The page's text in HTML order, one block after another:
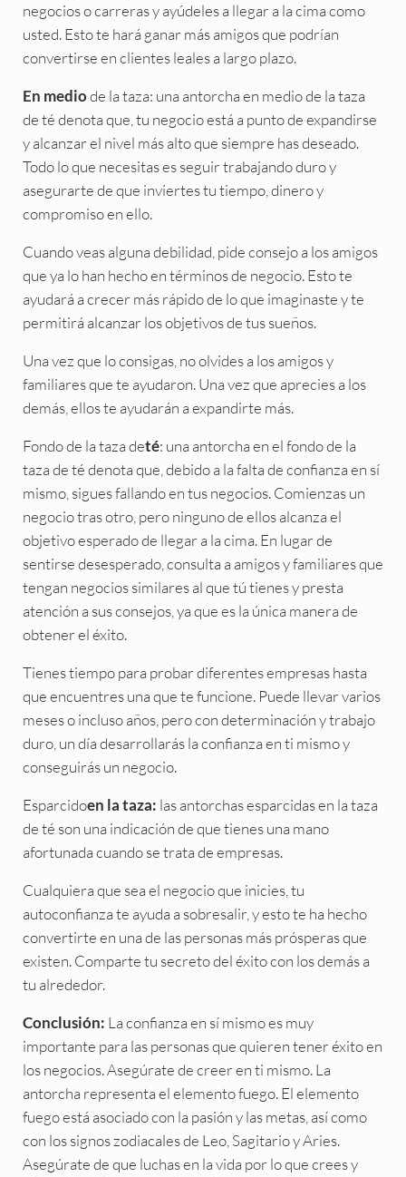
negocios o carreras y ayúdeles a llegar a la cima como
usted. Esto te hará ganar más amigos que podrían
convertirse en clientes leales a largo plazo.
En mediode la taza: una antorcha en medio de la taza
de té denota que, tu negocio está a punto de expandirse
y alcanzar el nivel más alto que siempre has deseado.
Todo lo que necesitas es seguir trabajando duro y
asegurarte de que inviertes tu tiempo, dinero y
compromiso en ello.
Cuando veas alguna debilidad, pide consejo a los amigos
que ya lo han hecho en términos de negocio. Esto te
ayudará a crecer más rápido de lo que imaginaste y te
permitirá alcanzar los objetivos de tus sueños.
Una vez que lo consigas, no olvides a los amigos y
familiares que te ayudaron. Una vez que aprecies a los
demás, ellos te ayudarán a expandirte más.
Fondo de la taza deté: una antorcha en el fondo de la
taza de té denota que, debido a la falta de confianza en sí
mismo, sigues fallando en tus negocios. Comienzas un
negocio tras otro, pero ninguno de ellos alcanza el
objetivo esperado de llegar a la cima. En lugar de
sentirse desesperado, consulta a amigos y familiares que
tengan negocios similares al que tú tienes y presta
atención a sus consejos, ya que es la única manera de
obtener el éxito.
Tienes tiempo para probar diferentes empresas hasta
que encuentres una que te funcione. Puede llevar varios
meses o incluso años, pero con determinación y trabajo
duro, un día desarrollarás la confianza en ti mismo y
conseguirás un negocio.
Esparcidoen la taza: las antorchas esparcidas en la taza
de té son una indicación de que tienes una mano
afortunada cuando se trata de empresas.
Cualquiera que sea el negocio que inicies, tu
autoconfianza te ayuda a sobresalir, y esto te ha hecho
convertirte en una de las personas más prósperas que
existen. Comparte tu secreto del éxito con los demás a
tu alrededor.
Conclusión: La confianza en sí mismo es muy
importante para las personas que quieren tener éxito en
los negocios. Asegúrate de creer en ti mismo. La
antorcha representa el elemento fuego. El elemento
fuego está asociado con la pasión y las metas, así como
con los signos zodiacales de Leo, Sagitario y Aries.
Asegúrate de que luchas en la vida por lo que crees y